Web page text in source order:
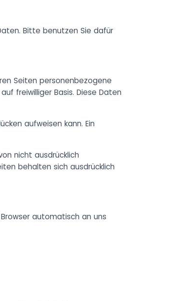
Bitte benutzen Sie dafür
Seiten personenbezogene
freiwilliger Basis. Diese Daten
aufweisen kann. Ein
nicht ausdrücklich
behalten sich ausdrücklich
automatisch an uns